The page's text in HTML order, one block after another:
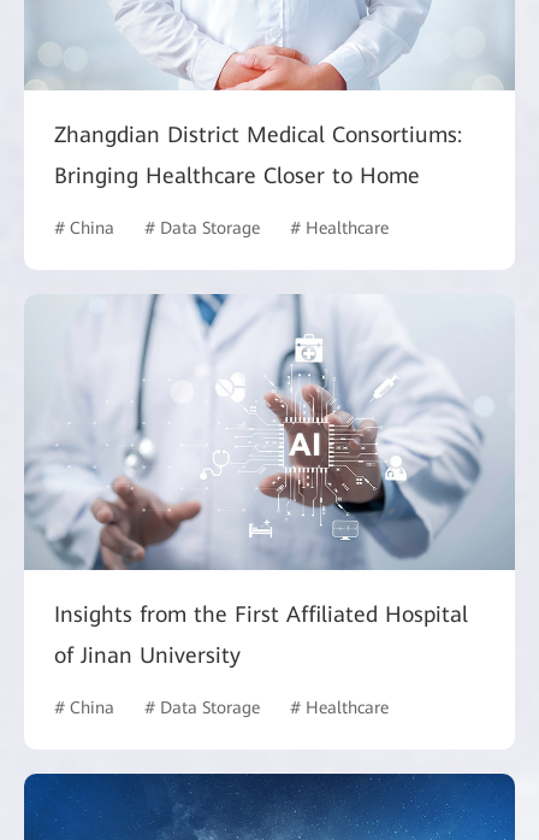
Zhangdian District Medical Consortiums:
Bringing Healthcare Closer to Home
# China # Data Storage # Healthcare
Insights from the First Affiliated Hospital
of Jinan University
# China # Data Storage # Healthcare